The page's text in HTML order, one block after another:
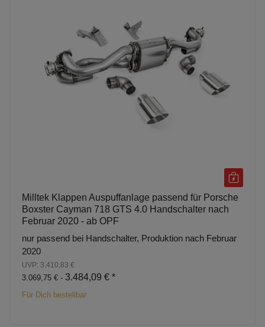
Milltek Klappen Auspuffanlage passend für Porsche
Boxster Cayman 718 GTS 4.0 Handschalter nach
Februar 2020 - ab OPF
nur passend bei Handschalter, Produktion nach Februar
2020
UVP: 3.410,83 €
3.069,75 € - 3.484,09 € *
Für Dich bestellbar